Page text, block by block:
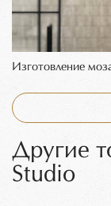
Изготовление
Другие
Studio